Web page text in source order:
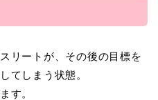
リートが、その後の目標を
てしまう状態。
す。